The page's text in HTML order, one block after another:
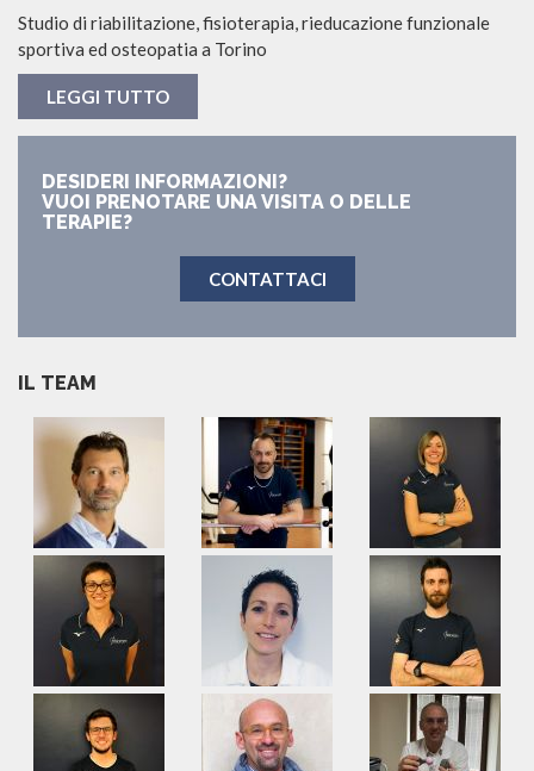
Studio di riabilitazione, fisioterapia, rieducazione funzionale
sportiva ed osteopatia a Torino
LEGGI TUTTO
DESIDERI INFORMAZIONI?
VUOI PRENOTARE UNA VISITA O DELLE
TERAPIE?
CONTATTACI
IL TEAM